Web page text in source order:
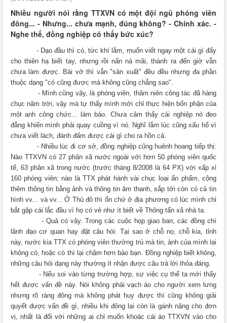
Nhiều người nói rằng TTXVN có một đội ngũ phóng viên
đông... - Nhưng... chưa mạnh, đúng không? - Chính xác. -
Nghe thế, đồng nghiệp có thấy bức xúc?
- Dạo đầu thì có, tức khí lắm, muốn viết ngay một cái gì đấy
cho thiên hạ biết tay, nhưng rồi nấn ná mãi, thành ra đến giờ vẫn
chưa làm được. Bài vở thì vẫn "sản xuất" đều đều nhưng đa phần
thuộc dạng "có cũng được mà không cũng chẳng sao".
- Mình cũng vậy, là phóng viên, thâm niên công tác đã hàng
chục năm trời, vậy mà tự thấy mình mới chỉ thực hiện bổn phận của
một anh công chức... làm báo. Chưa cảm thấy cái nghiệp nó đeo
đẳng khiến mình phải quay cuồng vì nó. Nghĩ lắm lúc cũng xấu hổ vì
chưa viết lách, đánh đấm được cái gì cho ra hồn cả.
- Nhiều lúc đi cơ sở, đồng nghiệp cũng huênh hoang tiếp thị:
Nào TTXVN có 27 phân xã nước ngoài với hơn 50 phóng viên quốc
tế, 63 phân xã trong nước (trước tháng 8/2008 là 64 PX) với xấp xỉ
160 phóng viên; nào là TTX phát hành vài chục loại ấn phẩm, cộng
thêm thông tin bằng ảnh và thông tin âm thanh, sắp tới còn có cả tin
hình vv... và vv... Ở Thủ đô thì ổn chứ ở địa phương có lúc mình chỉ
bắt gặp cái lắc đầu vì họ có vẻ như ít biết về Thông tấn xã nhà ta.
- Quả có vậy. Trong các cuộc họp giao ban, các đồng chí
lãnh đạo cơ quan hay đặt câu hỏi: Tại sao ở chỗ nọ, chỗ kia, tỉnh
này, nước kia TTX có phóng viên thường trú mà tin, ảnh của mình lại
không có, hoặc có thì lại chậm hơn báo bạn. Đồng nghiệp biết không,
những câu hỏi dạng này thường ít nhận được câu trả lời thỏa đáng.
- Nếu soi vào từng trường hợp, sự việc cụ thể ta mới thấy
hết được vấn đề này. Nói không phải vạch áo cho người xem lưng
nhưng rõ ràng đông mà không phát huy được thì cũng không giải
quyết được vấn đề gì, nhiều khi đông lại còn là gánh nặng cho đơn
vị, nhất là đối với những ai chỉ muốn khoác cái áo TTXVN vào cho